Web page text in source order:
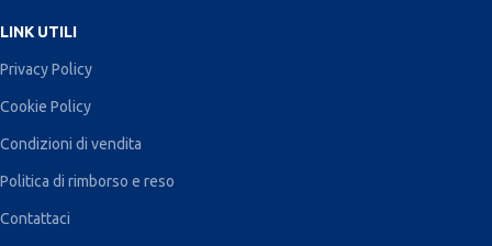
LINK UTILI
Privacy Policy
Cookie Policy
Condizioni di vendita
Politica di rimborso e reso
Contattaci